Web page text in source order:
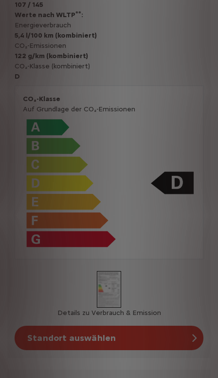
107 / 145
Werte nach WLTP**:
Energieverbrauch
5,4 l/100 km (kombiniert)
CO₂-Emissionen
122 g/km (kombiniert)
CO₂-Klasse (kombiniert)
D
CO₂-Klasse
Auf Grundlage der CO₂-Emissionen
Details zu Verbrauch & Emission
Standort auswählen